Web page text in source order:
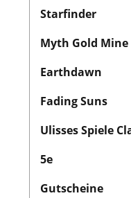
Starfinder
Myth Gold Mine
Earthdawn
Fading Suns
Ulisses Spiele
5e
Gutscheine